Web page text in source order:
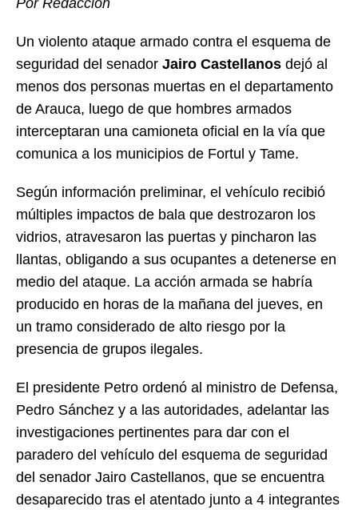
Un violento ataque armado contra el esquema de
seguridad del senador Jairo Castellanos dejó al
menos dos personas muertas en el departamento
de Arauca, luego de que hombres armados
interceptaran una camioneta oficial en la vía que
comunica a los municipios de Fortul y Tame.
Según información preliminar, el vehículo recibió
múltiples impactos de bala que destrozaron los
vidrios, atravesaron las puertas y pincharon las
llantas, obligando a sus ocupantes a detenerse en
medio del ataque. La acción armada se habría
producido en horas de la mañana del jueves, en
un tramo considerado de alto riesgo por la
presencia de grupos ilegales.
El presidente Petro ordenó al ministro de Defensa,
Pedro Sánchez y a las autoridades, adelantar las
investigaciones pertinentes para dar con el
paradero del vehículo del esquema de seguridad
del senador Jairo Castellanos, que se encuentra
desaparecido tras el atentado junto a 4 integrantes